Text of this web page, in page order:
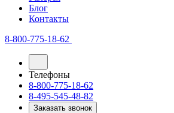
Блог
Контакты
8-800-775-18-62
Телефоны
8-800-775-18-62
8-495-545-48-82
Заказать звонок